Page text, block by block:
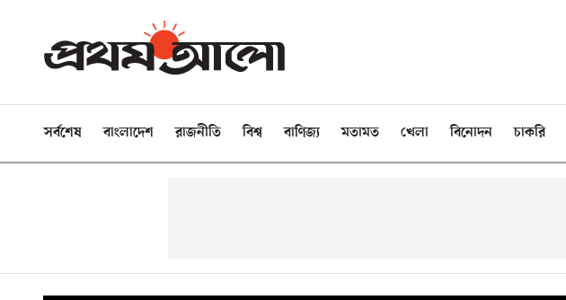
সর্বশেষ বাংলাদেশ রাজনীতি বিশ্ব বাণিজ্য মতামত খেলা বিনোদন চাকরি